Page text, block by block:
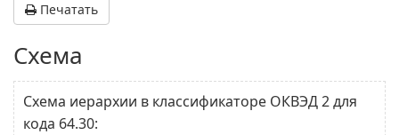
Печатать
Схема
Схема иерархии в классификаторе ОКВЭД 2 для
кода 64.30: